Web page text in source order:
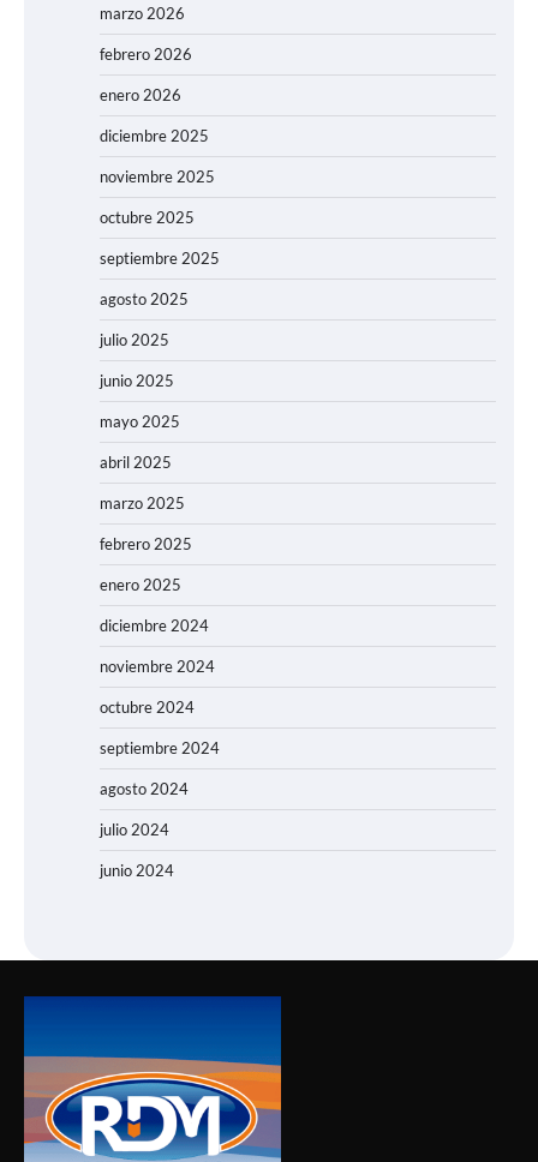
marzo 2026
febrero 2026
enero 2026
diciembre 2025
noviembre 2025
octubre 2025
septiembre 2025
agosto 2025
julio 2025
junio 2025
mayo 2025
abril 2025
marzo 2025
febrero 2025
enero 2025
diciembre 2024
noviembre 2024
octubre 2024
septiembre 2024
agosto 2024
julio 2024
junio 2024